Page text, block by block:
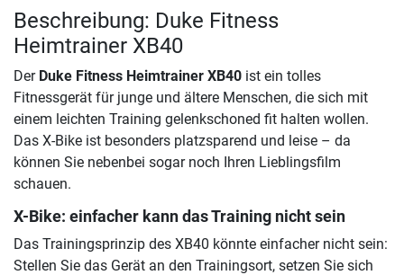
Beschreibung: Duke Fitness
Heimtrainer XB40
Der Duke Fitness Heimtrainer XB40 ist ein tolles
Fitnessgerät für junge und ältere Menschen, die sich mit
einem leichten Training gelenkschoned fit halten wollen.
Das X-Bike ist besonders platzsparend und leise – da
können Sie nebenbei sogar noch Ihren Lieblingsfilm
schauen.
X-Bike: einfacher kann das Training nicht sein
Das Trainingsprinzip des XB40 könnte einfacher nicht sein:
Stellen Sie das Gerät an den Trainingsort, setzen Sie sich